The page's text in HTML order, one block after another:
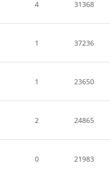
4 31368
1 37236
1 23650
2 24865
0 21983